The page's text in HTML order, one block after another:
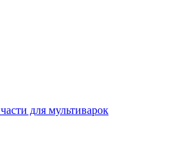
для мультиварок